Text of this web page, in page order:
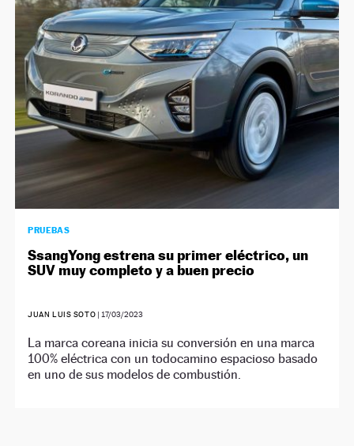
PRUEBAS
SsangYong estrena su primer eléctrico, un
SUV muy completo y a buen precio
JUAN LUIS SOTO | 17/03/2023
La marca coreana inicia su conversión en una marca
100% eléctrica con un todocamino espacioso basado
en uno de sus modelos de combustión.